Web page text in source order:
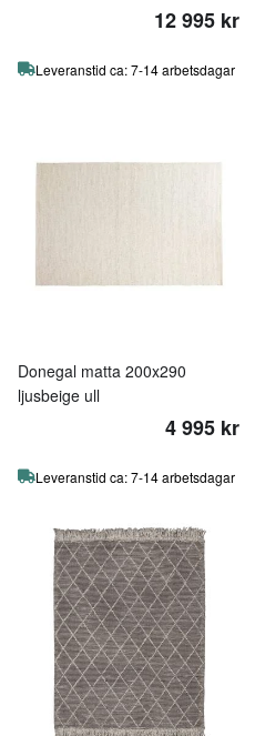
12 995 kr
Leveranstid ca: 7-14 arbetsdagar
Donegal matta 200x290
ljusbeige ull
4 995 kr
Leveranstid ca: 7-14 arbetsdagar